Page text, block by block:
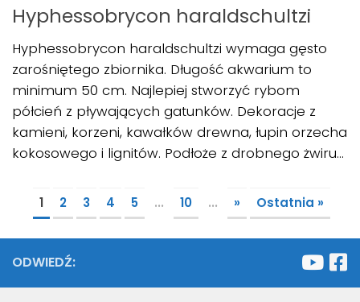
Hyphessobrycon haraldschultzi
Hyphessobrycon haraldschultzi wymaga gęsto
zarośniętego zbiornika. Długość akwarium to
minimum 50 cm. Najlepiej stworzyć rybom
półcień z pływających gatunków. Dekoracje z
kamieni, korzeni, kawałków drewna, łupin orzecha
kokosowego i lignitów. Podłoże z drobnego żwiru...
1 2 3 4 5 ... 10 ... » Ostatnia »
ODWIEDŹ: